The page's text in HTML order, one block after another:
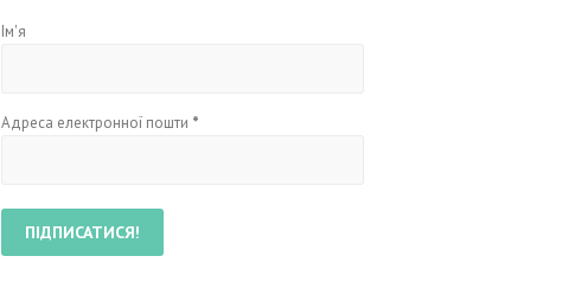
Ім'я
Адреса електронної пошти *